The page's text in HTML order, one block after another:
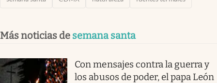
Más noticias de semana santa
Con mensajes contra la guerra y
los abusos de poder, el papa León